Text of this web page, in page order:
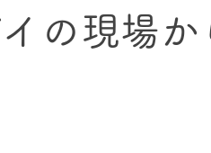
の現場